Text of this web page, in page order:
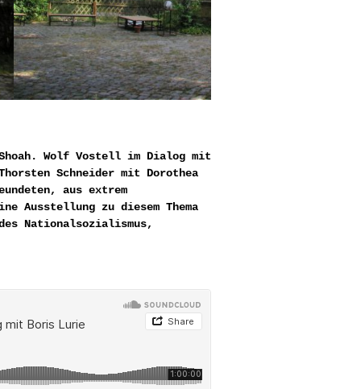
Wolf Vostell im Dialog mit
Schneider mit Dorothea
aus extrem
Ausstellung zu diesem Thema
Nationalsozialismus,